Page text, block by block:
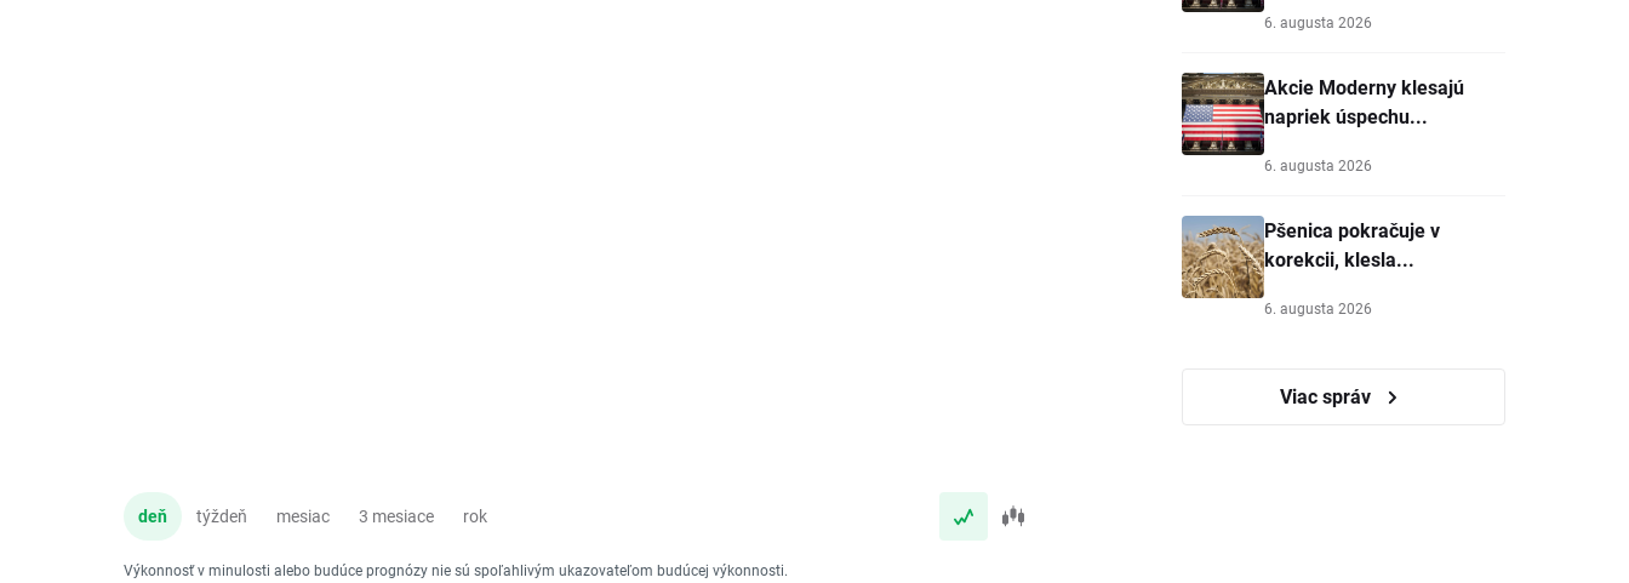
deň týždeň mesiac 3 mesiace rok
Výkonnosť v minulosti alebo budúce prognózy nie sú spoľahlivým ukazovateľom budúcej výkonnosti.
6. augusta 2026
Akcie Moderny klesajú
napriek úspechu...
6. augusta 2026
Pšenica pokračuje v
korekcii, klesla...
6. augusta 2026
Viac správ